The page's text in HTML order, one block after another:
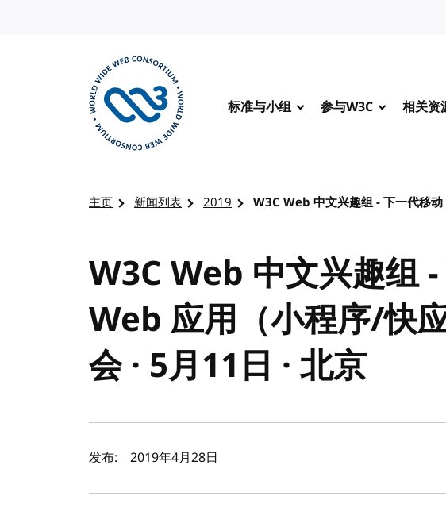
标准与小组 参与W3C 相关资
主页 新闻列表 2019 W3C Web 中文兴趣组 - 下一代移
W3C Web 中文兴趣组
Web 应用（小程序/快
会 · 5月11日 · 北京
作者及发布日期
发布: 2019年4月28日